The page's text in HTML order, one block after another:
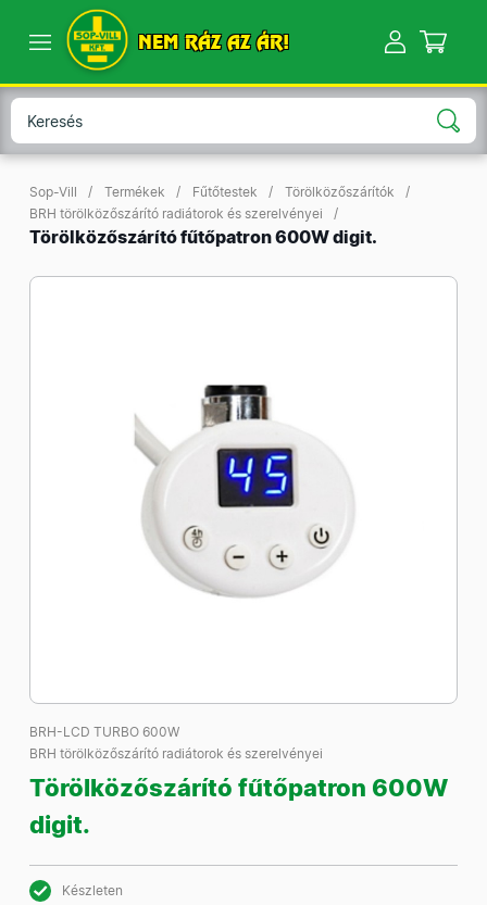
NEM RÁZ AZ ÁR!
Sop-Vill Termékek Fűtőtestek
Törölközőszárítók
BRH törölközőszárító radiátorok és szerelvényei
Törölközőszárító fűtőpatron 600W digit.
BRH-LCD TURBO 600W
BRH törölközőszárító radiátorok és szerelvényei
Törölközőszárító fűtőpatron 600W
digit.
Készleten